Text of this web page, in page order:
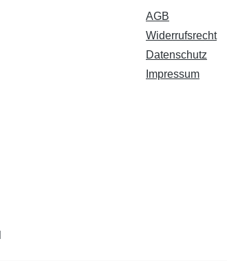
AGB
Widerrufsrecht
Datenschutz
Impressum